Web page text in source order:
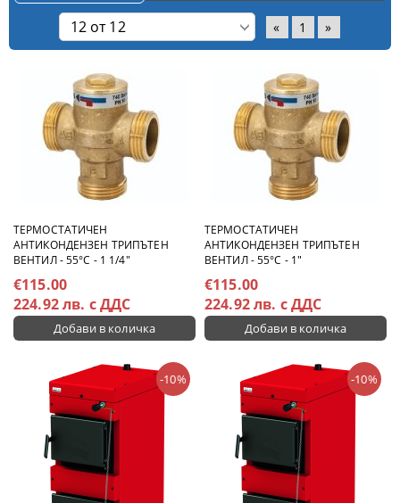
« 1 »
ТЕРМОСТАТИЧЕН
АНТИКОНДЕНЗЕН ТРИПЪТЕН
ВЕНТИЛ - 55°C - 1 1/4"
€115.00
224.92 лв. с ДДС
ТЕРМОСТАТИЧЕН
АНТИКОНДЕНЗЕН ТРИПЪТЕН
ВЕНТИЛ - 55°C - 1"
€115.00
224.92 лв. с ДДС
-10% -10%